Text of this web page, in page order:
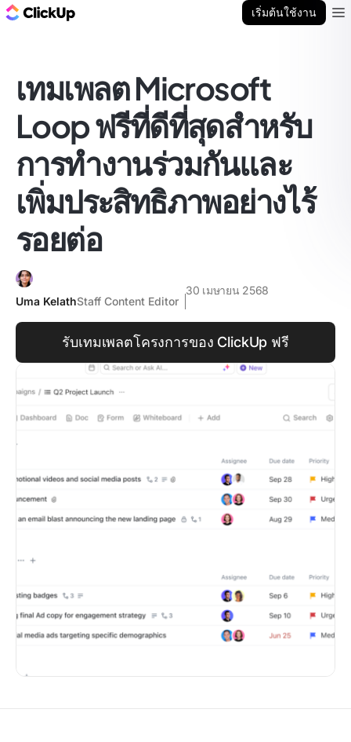
เริ่มต้นใช้งาน
เทมเพลต Microsoft
Loop ฟรีที่ดีที่สุดสำหรับ
การทำงานร่วมกันและ
เพิ่มประสิทธิภาพอย่างไร้
รอยต่อ
Uma KelathStaff Content Editor
30 เมษายน 2568
รับเทมเพลตโครงการของ ClickUp ฟรี